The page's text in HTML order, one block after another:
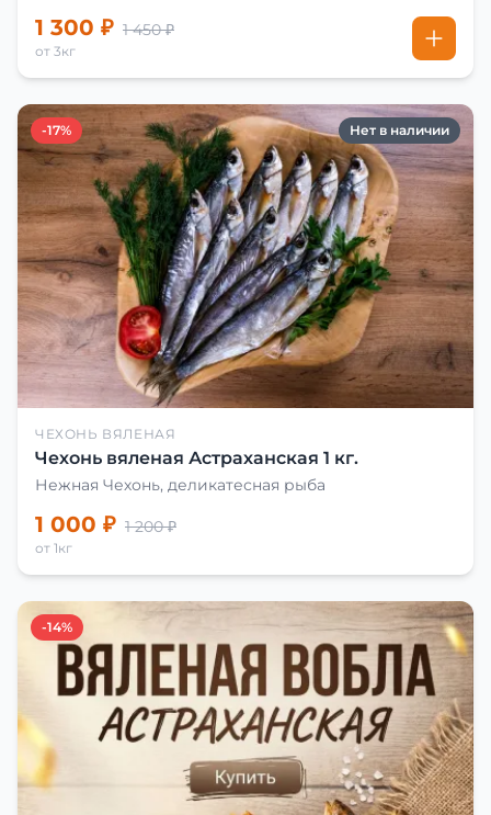
1 300 ₽ 1 450 ₽
от 3кг
-17% Нет в наличии
ЧЕХОНЬ ВЯЛЕНАЯ
Чехонь вяленая Астраханская 1 кг.
Нежная Чехонь, деликатесная рыба
1 000 ₽ 1 200 ₽
от 1кг
-14%